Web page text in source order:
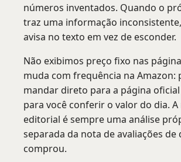
números inventados. Quando o
traz uma informação
avisa no texto em vez de esconder.
Não exibimos preço fixo nas
muda com frequência na Amazon:
mandar direto para a página
para você conferir o valor do dia. A
editorial é sempre uma análise
separada da nota de avaliações de
comprou.